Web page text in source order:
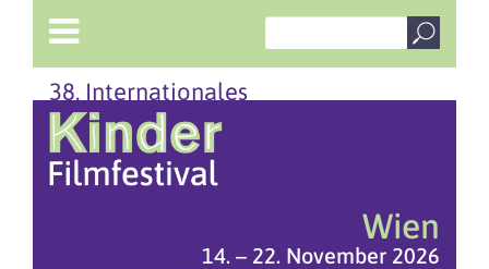
38. Internationales
Wien
14. – 22. November 2026